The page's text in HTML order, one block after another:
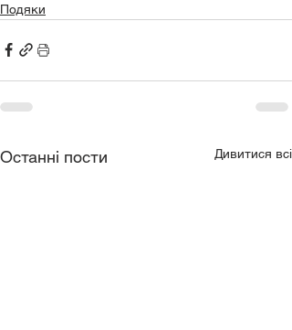
Подяки
Останні пости Дивитися всі